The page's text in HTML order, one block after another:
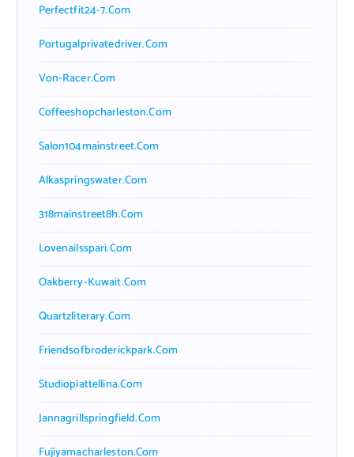
Perfectfit24-7.com
Portugalprivatedriver.com
Von-Racer.com
Coffeeshopcharleston.com
Salon104mainstreet.com
Alkaspringswater.com
318mainstreet8h.com
Lovenailsspari.com
Oakberry-Kuwait.com
Quartzliterary.com
Friendsofbroderickpark.com
Studiopiattellina.com
Jannagrillspringfield.com
Fujiyamacharleston.com